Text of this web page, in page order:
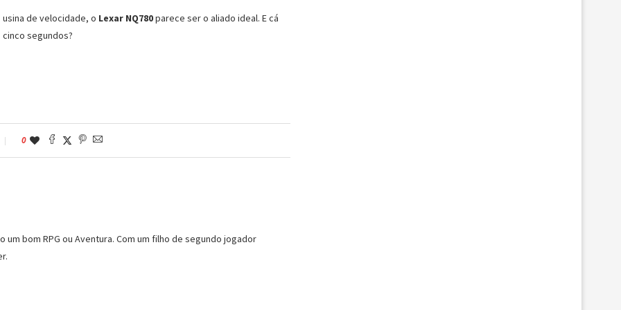
de velocidade, o Lexar NQ780parece ser o aliado ideal. E cá
segundos?
0
bom RPG ou Aventura. Com um filho de segundo jogador